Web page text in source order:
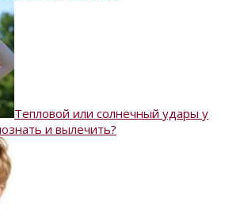
Тепловой или солнечный удары у
и вылечить?